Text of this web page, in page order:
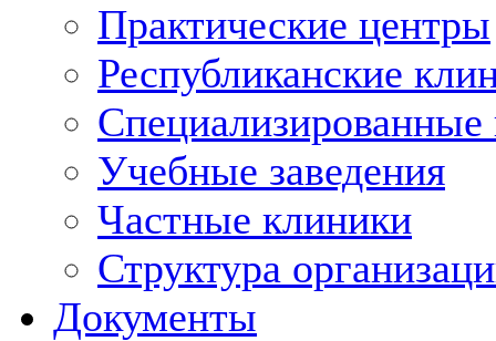
Практические центры
Республиканские
Учебные заведения
Частные клиники
Структура
Документы